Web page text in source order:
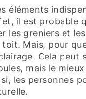
éléments
il est probable
les greniers et
Mais, pour
Cela peut
mais le
les personnes